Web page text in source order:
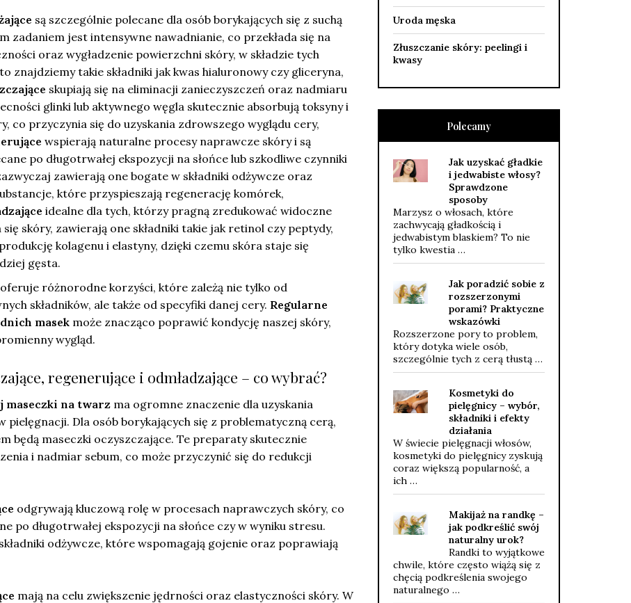
są szczególnie polecane dla osób borykających się z suchą
zadaniem jest intensywne nawadnianie, co przekłada się na
oraz wygładzenie powierzchni skóry, w składzie tych
znajdziemy takie składniki jak kwas hialuronowy czy gliceryna,
skupiają się na eliminacji zanieczyszczeń oraz nadmiaru
glinki lub aktywnego węgla skutecznie absorbują toksyny i
co przyczynia się do uzyskania zdrowszego wyglądu cery,
wspierają naturalne procesy naprawcze skóry i są
po długotrwałej ekspozycji na słońce lub szkodliwe czynniki
zawierają one bogate w składniki odżywcze oraz
które przyspieszają regenerację komórek,
idealne dla tych, którzy pragną zredukować widoczne
skóry, zawierają one składniki takie jak retinol czy peptydy,
kolagenu i elastyny, dzięki czemu skóra staje się
gęsta.
oferuje różnorodne korzyści, które zależą nie tylko od
składników, ale także od specyfiki danej cery. Regularne
masek może znacząco poprawić kondycję naszej skóry,
wygląd.
regenerujące i odmładzające – co wybrać?
maseczki na twarz ma ogromne znaczenie dla uzyskania
pielęgnacji. Dla osób borykających się z problematyczną cerą,
będą maseczki oczyszczające. Te preparaty skutecznie
i nadmiar sebum, co może przyczynić się do redukcji
odgrywają kluczową rolę w procesach naprawczych skóry, co
po długotrwałej ekspozycji na słońce czy w wyniku stresu.
odżywcze, które wspomagają gojenie oraz poprawiają
mają na celu zwiększenie jędrności oraz elastyczności skóry. W
Uroda męska
Złuszczanie skóry: peelingi i
kwasy
Polecamy
Jak uzyskać gładkie
i jedwabiste włosy?
Sprawdzone
sposoby
Marzysz o włosach, które
zachwycają gładkością i
jedwabistym blaskiem? To nie
tylko kwestia …
Jak poradzić sobie z
rozszerzonymi
porami? Praktyczne
wskazówki
Rozszerzone pory to problem,
który dotyka wiele osób,
szczególnie tych z cerą tłustą …
Kosmetyki do
pielęgnicy – wybór,
składniki i efekty
działania
W świecie pielęgnacji włosów,
kosmetyki do pielęgnicy zyskują
coraz większą popularność, a
ich …
Makijaż na randkę –
jak podkreślić swój
naturalny urok?
Randki to wyjątkowe
chwile, które często wiążą się z
chęcią podkreślenia swojego
naturalnego …